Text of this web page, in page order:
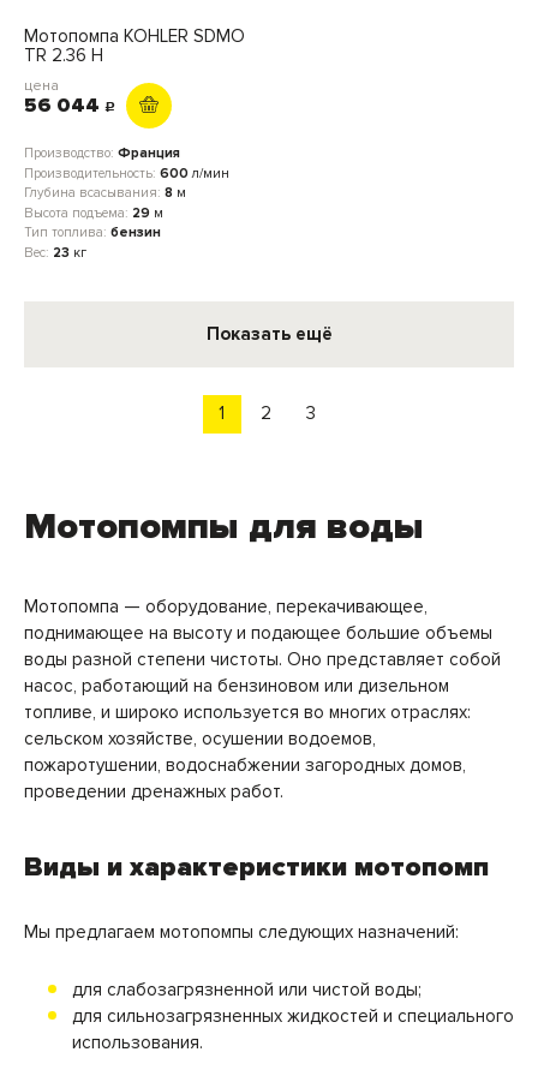
Мотопомпа KOHLER SDMO
TR 2.36 H
цена
56 044 c
Производство: Франция
Производительность: 600 л/мин
Глубина всасывания: 8 м
Высота подъема: 29 м
Тип топлива: бензин
Вес: 23 кг
Показать ещё
1 2 3
Мотопомпы для воды
Мотопомпа — оборудование, перекачивающее,
поднимающее на высоту и подающее большие объемы
воды разной степени чистоты. Оно представляет собой
насос, работающий на бензиновом или дизельном
топливе, и широко используется во многих отраслях:
сельском хозяйстве, осушении водоемов,
пожаротушении, водоснабжении загородных домов,
проведении дренажных работ.
Виды и характеристики мотопомп
Мы предлагаем мотопомпы следующих назначений:
для слабозагрязненной или чистой воды;
для сильнозагрязненных жидкостей и специального
использования.